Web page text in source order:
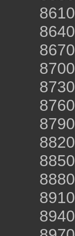
8610
8640
8670
8700
8730
8760
8790
8820
8850
8880
8910
8940